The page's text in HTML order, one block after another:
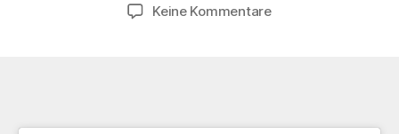
Keine Kommentarezu